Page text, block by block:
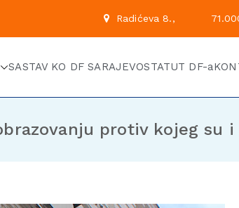
222 Radićeva 8.,
Službena
SASTAV KO DF SARAJEVOSTATUT DF-a
protiv kojeg su